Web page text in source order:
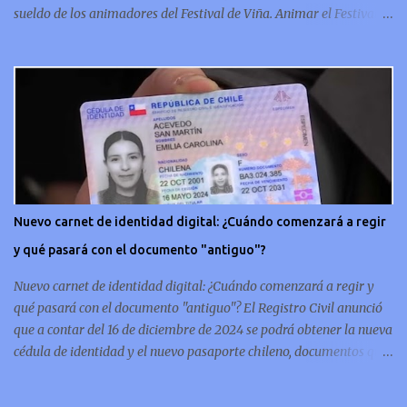
sueldo de los animadores del Festival de Viña. Animar el Festival
debería ser acorde. ¿Cuánto ganará Karen Doggenweiler y su
acompañante? Según se conoce hasta ahora, los animadores del
Festival de Viña del Mar no reciben un sueldo por su rol en el
evento. Al menos no un monto extra al que venían percibirndo por
contrato con su canal empleador. “A la Karen no le pagan, no le
pagan aparte. Hace rato que no pagan”, confirmó la periodista de
(Canal 13). “A mí la Tonka (Tomicic) me dijo que a ellos no le
pagaban”, complementó Willy Sabor. Nacho Gutiérrez aportó que,
Nuevo carnet de identidad digital: ¿Cuándo comenzará a regir
y qué pasará con el documento "antiguo"?
Nuevo carnet de identidad digital: ¿Cuándo comenzará a regir y
qué pasará con el documento "antiguo"? El Registro Civil anunció
que a contar del 16 de diciembre de 2024 se podrá obtener la nueva
cédula de identidad y el nuevo pasaporte chileno, documentos que